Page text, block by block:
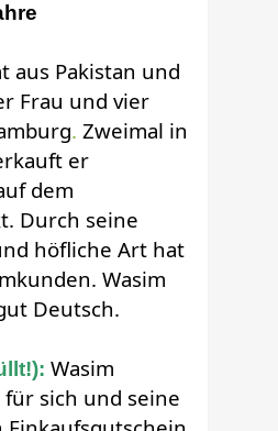
aus Pakistan und
Frau und vier
. Zweimal in
er
dem
Durch seine
höfliche Art hat
Wasim
Deutsch.
Wasim
sich und seine